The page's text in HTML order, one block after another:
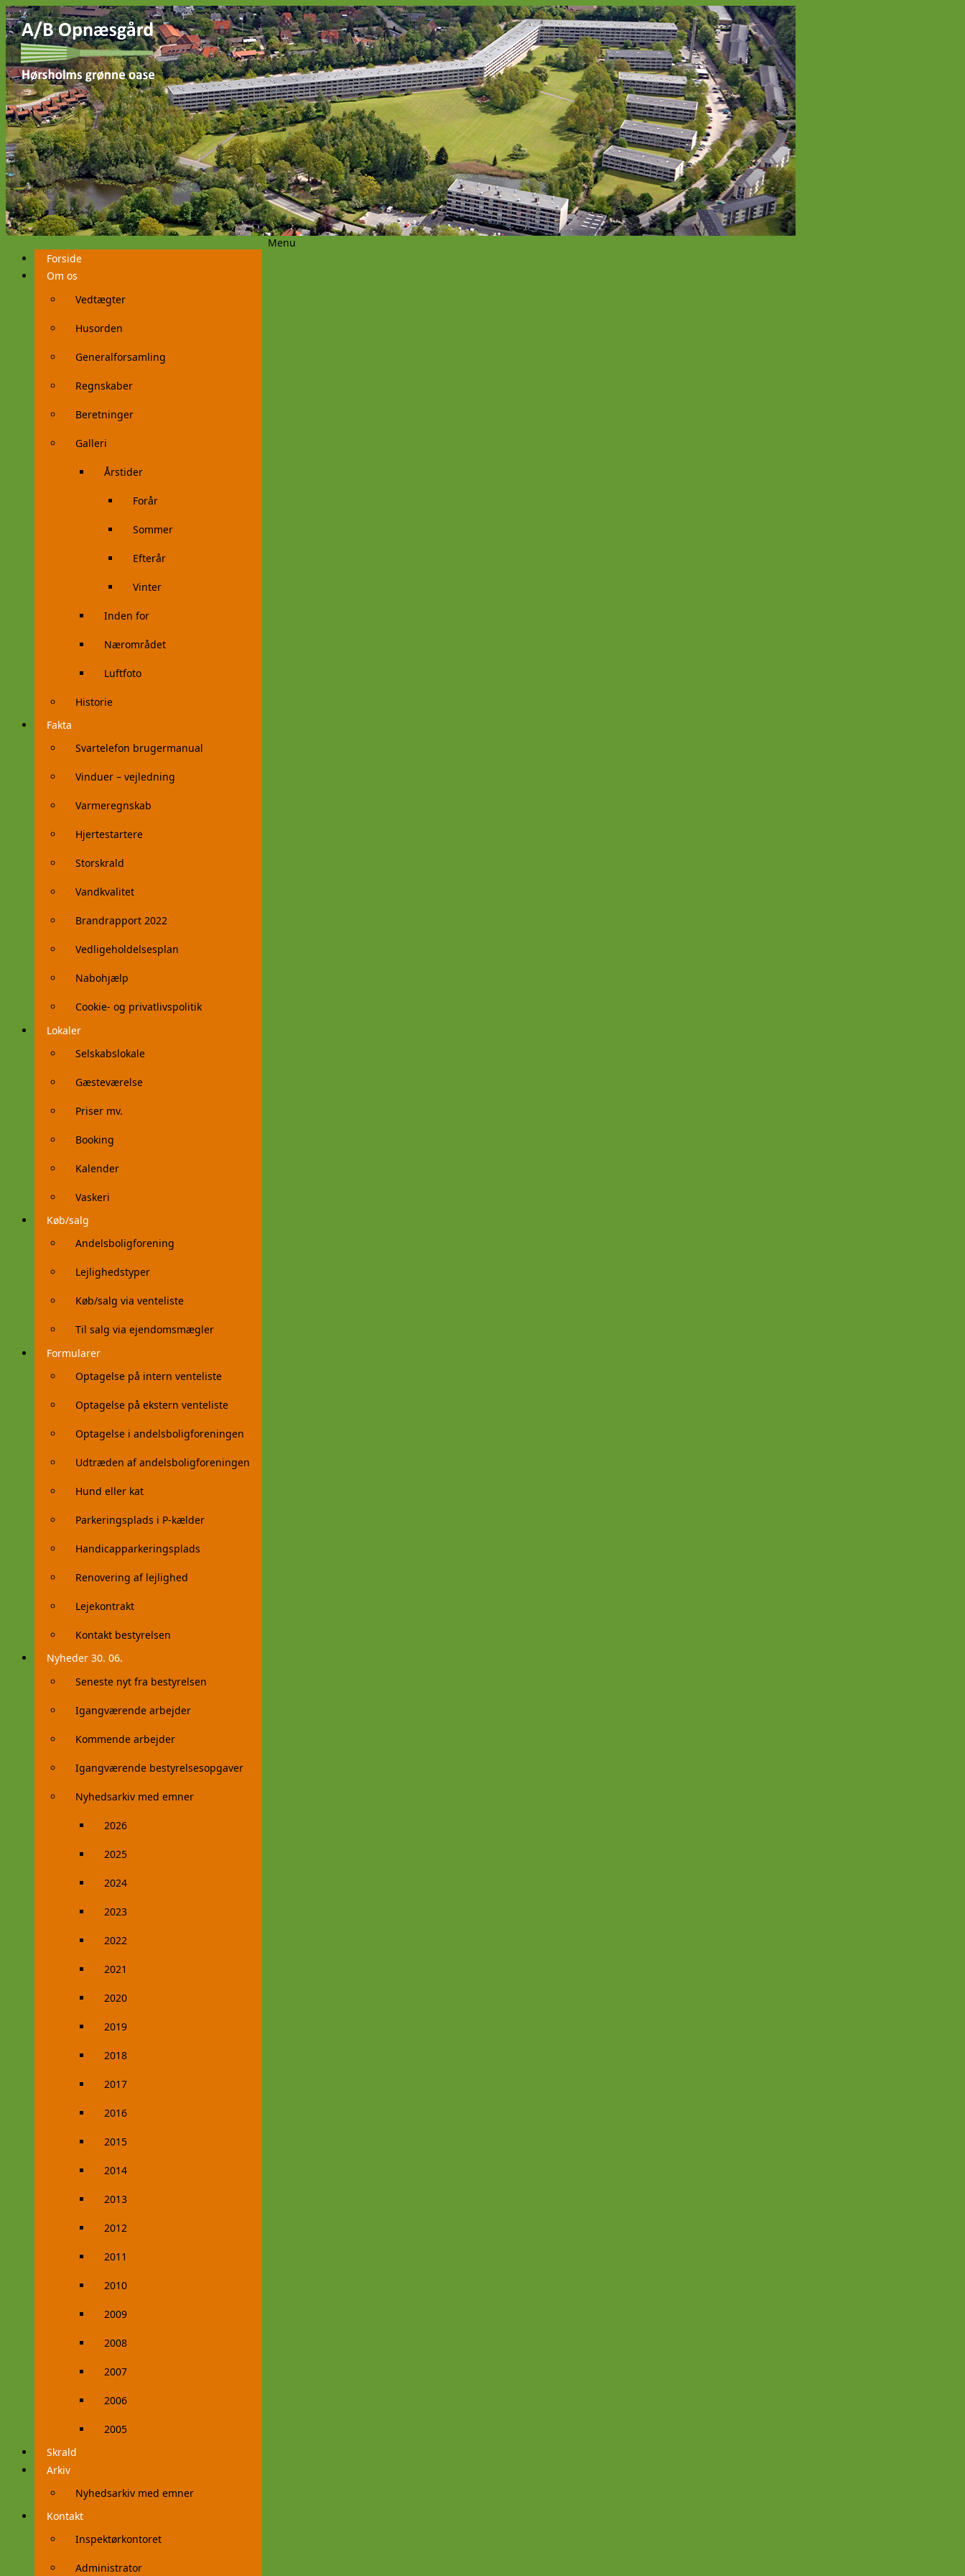
Menu
Videre
til
indhold
Forside
Om os
Vedtægter
Husorden
Generalforsamling
Regnskaber
Beretninger
Galleri
Årstider
Forår
Sommer
Efterår
Vinter
Inden for
Nærområdet
Luftfoto
Historie
Fakta
Svartelefon brugermanual
Vinduer – vejledning
Varmeregnskab
Hjertestartere
Storskrald
Vandkvalitet
Brandrapport 2022
Vedligeholdelsesplan
Nabohjælp
Cookie- og privatlivspolitik
Lokaler
Selskabslokale
Gæsteværelse
Priser mv.
Booking
Kalender
Vaskeri
Køb/salg
Andelsboligforening
Lejlighedstyper
Køb/salg via venteliste
Til salg via ejendomsmægler
Formularer
Optagelse på intern venteliste
Optagelse på ekstern venteliste
Optagelse i andelsboligforeningen
Udtræden af andelsboligforeningen
Hund eller kat
Parkeringsplads i P-kælder
Handicapparkeringsplads
Renovering af lejlighed
Lejekontrakt
Kontakt bestyrelsen
Nyheder 30. 06.
Seneste nyt fra bestyrelsen
Igangværende arbejder
Kommende arbejder
Igangværende bestyrelsesopgaver
Nyhedsarkiv med emner
2026
2025
2024
2023
2022
2021
2020
2019
2018
2017
2016
2015
2014
2013
2012
2011
2010
2009
2008
2007
2006
2005
Skrald
Arkiv
Nyhedsarkiv med emner
Kontakt
Inspektørkontoret
Administrator